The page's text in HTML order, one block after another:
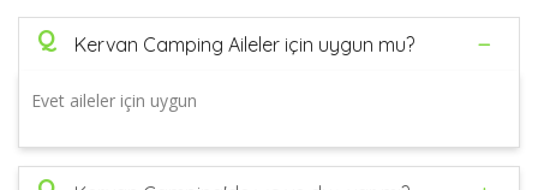
Q Kervan Camping Aileler için uygun mu?
Evet aileler için uygun